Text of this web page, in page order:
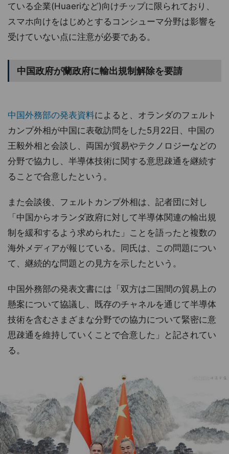
ている企業(Huaeriなど)向けチップに限られており、
スマホ向けをはじめとするコンシューマ分野は影響を
受けていない点に注意が必要である。
中国政府が蘭政府に輸出規制解除を要請
中国外務部の発表資料によると、オランダのフェルト
カンプ外相が中国に表敬訪問をした5月22日、中国の
王毅外相と会談し、両国が貿易やテクノロジーなどの
分野で協力し、半導体技術に関する意思疎通を継続す
ることで合意したという。
また会談後、フェルトカンプ外相は、記者団に対し
「中国からオランダ政府に対して半導体関連の輸出規
制を緩和するよう求められた」ことを語ったと複数の
海外メディアが報じている。同氏は、この問題につい
て、継続的な問題との見方を示したという。
中国外務部の発表文書には「双方は二国間の貿易上の
懸案について協議し、既存のチャネルを通じて半導体
技術を含むさまざまな分野での協力について緊密に意
思疎通を維持していくことで合意した」と記されてい
る。